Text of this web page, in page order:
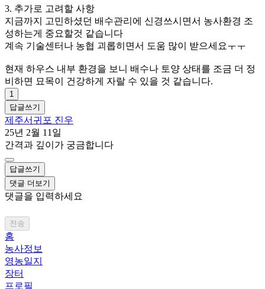
3. 추가로 고려할 사항
지금까지 고민하셨던 배수관리에 신경쓰시면서 농사환경 조
성하는게 중요할것 같습니다
계속 기술센터나 농협 괴롭히면서 도움 많이 받으세요ㅜㅜ
현재 하우스 내부 환경을 보니 배수나 토양 상태를 조금 더 정
비하면 묘목이 건강하게 자랄 수 있을 것 같습니다.
1
답글쓰기
제주서귀포 진우
25년 2월 11일
간격과 깊이가 궁금합니다
답글쓰기
댓글 더보기
댓글을 입력하세요
전송
홈
농사정보
영농일지
장터
프로필